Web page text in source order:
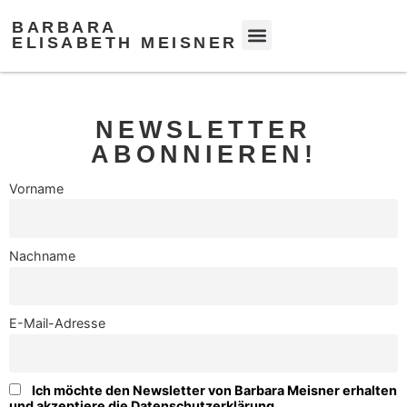
BARBARA
ELISABETH MEISNER
NEWSLETTER
ABONNIEREN!
Vorname
Nachname
E-Mail-Adresse
Ich möchte den Newsletter von Barbara Meisner erhalten